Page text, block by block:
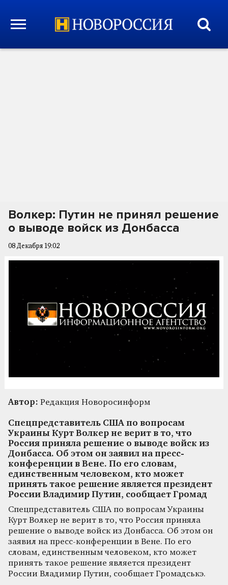
Волкер: Путин не принял решение
о выводе войск из Донбасса
08 Декабря 19:02
Автор: Редакция Новоросинформ
Спецпредставитель США по вопросам
Украины Курт Волкер не верит в то, что
Россия приняла решение о выводе войск из
Донбасса. Об этом он заявил на пресс-
конференции в Вене. По его словам,
единственным человеком, кто может
принять такое решение является президент
России Владимир Путин, сообщает Громад
Спецпредставитель США по вопросам Украины
Курт Волкер не верит в то, что Россия приняла
решение о выводе войск из Донбасса. Об этом он
заявил на пресс-конференции в Вене. По его
словам, единственным человеком, кто может
принять такое решение является президент
России Владимир Путин, сообщает Громадськэ.